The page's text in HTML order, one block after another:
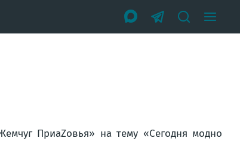
ПриаZовья» на тему «Сегодня модно